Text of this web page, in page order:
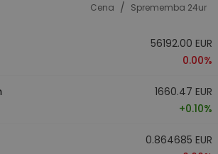
Cena / Sprememba 24ur
56192.00 EUR
0.00%
1660.47 EUR
+0.10%
0.864685 EUR